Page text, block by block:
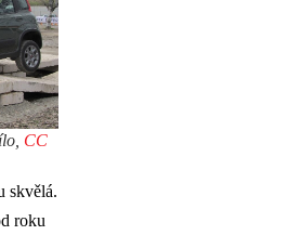
CC
skvělá.
roku